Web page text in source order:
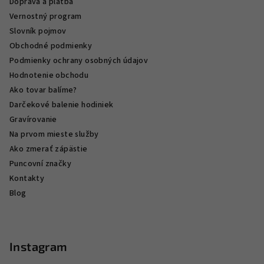
Vernostný program
Slovník pojmov
Obchodné podmienky
Podmienky ochrany osobných údajov
Hodnotenie obchodu
Ako tovar balíme?
Darčekové balenie hodiniek
Gravírovanie
Na prvom mieste služby
Ako zmerať zápästie
Puncovní značky
Kontakty
Blog
Instagram